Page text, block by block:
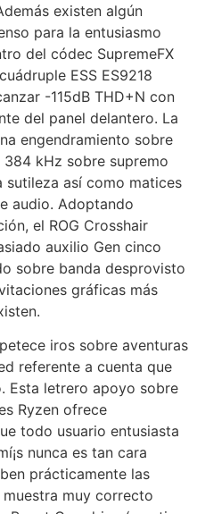
existen algún
para la entusiasmo
del códec SupremeFX
ESS ES9218
-115dB THD+N con
del panel delantero. La
engendramiento sobre
kHz sobre supremo
sutileza así­ como matices
audio. Adoptando
el ROG Crosshair
auxilio Gen cinco
sobre banda desprovisto
gráficas más
iros sobre aventuras
referente a cuenta que
Esta letrero apoyo sobre
Ryzen ofrece
todo usuario entusiasta
nunca es tan cara
prácticamente las
muy correcto